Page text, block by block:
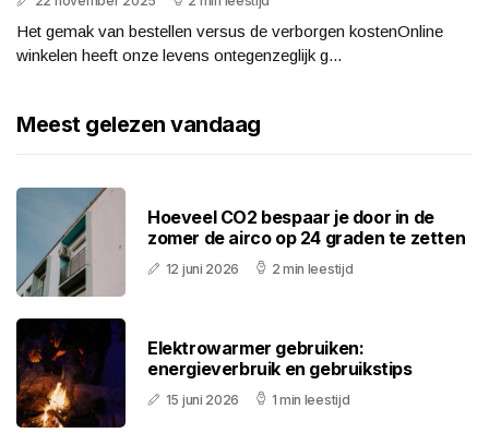
Het gemak van bestellen versus de verborgen kostenOnline
winkelen heeft onze levens ontegenzeglijk g...
Meest gelezen vandaag
Hoeveel CO2 bespaar je door in de
zomer de airco op 24 graden te zetten
12 juni 2026 2 min leestijd
Elektrowarmer gebruiken:
energieverbruik en gebruikstips
15 juni 2026 1 min leestijd